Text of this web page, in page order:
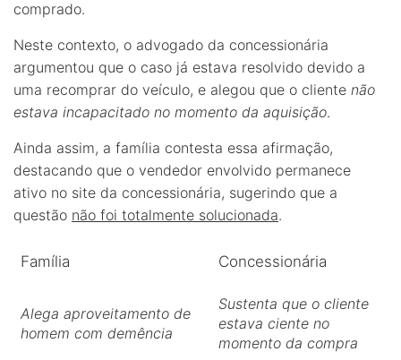
comprado.
Neste contexto, o advogado da concessionária
argumentou que o caso já estava resolvido devido a
uma recomprar do veículo, e alegou que o cliente não
estava incapacitado no momento da aquisição.
Ainda assim, a família contesta essa afirmação,
destacando que o vendedor envolvido permanece
ativo no site da concessionária, sugerindo que a
questão não foi totalmente solucionada.
Família Concessionária
Alega aproveitamento de
homem com demência
Sustenta que o cliente
estava ciente no
momento da compra